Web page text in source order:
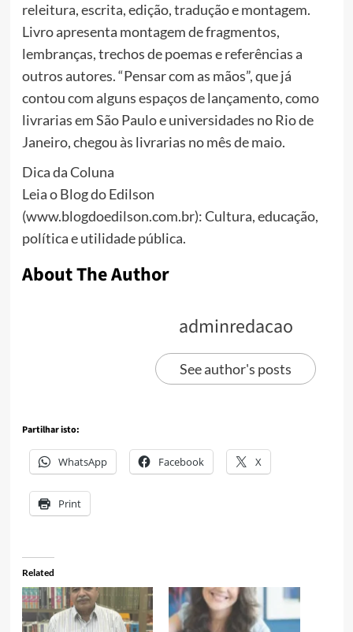
releitura, escrita, edição, tradução e montagem.
Livro apresenta montagem de fragmentos,
lembranças, trechos de poemas e referências a
outros autores. “Pensar com as mãos”, que já
contou com alguns espaços de lançamento, como
livrarias em São Paulo e universidades no Rio de
Janeiro, chegou às livrarias no mês de maio.
Dica da Coluna
Leia o Blog do Edilson
(www.blogdoedilson.com.br): Cultura, educação,
política e utilidade pública.
About The Author
adminredacao
See author's posts
Partilhar isto:
WhatsApp Facebook X
Print
Related